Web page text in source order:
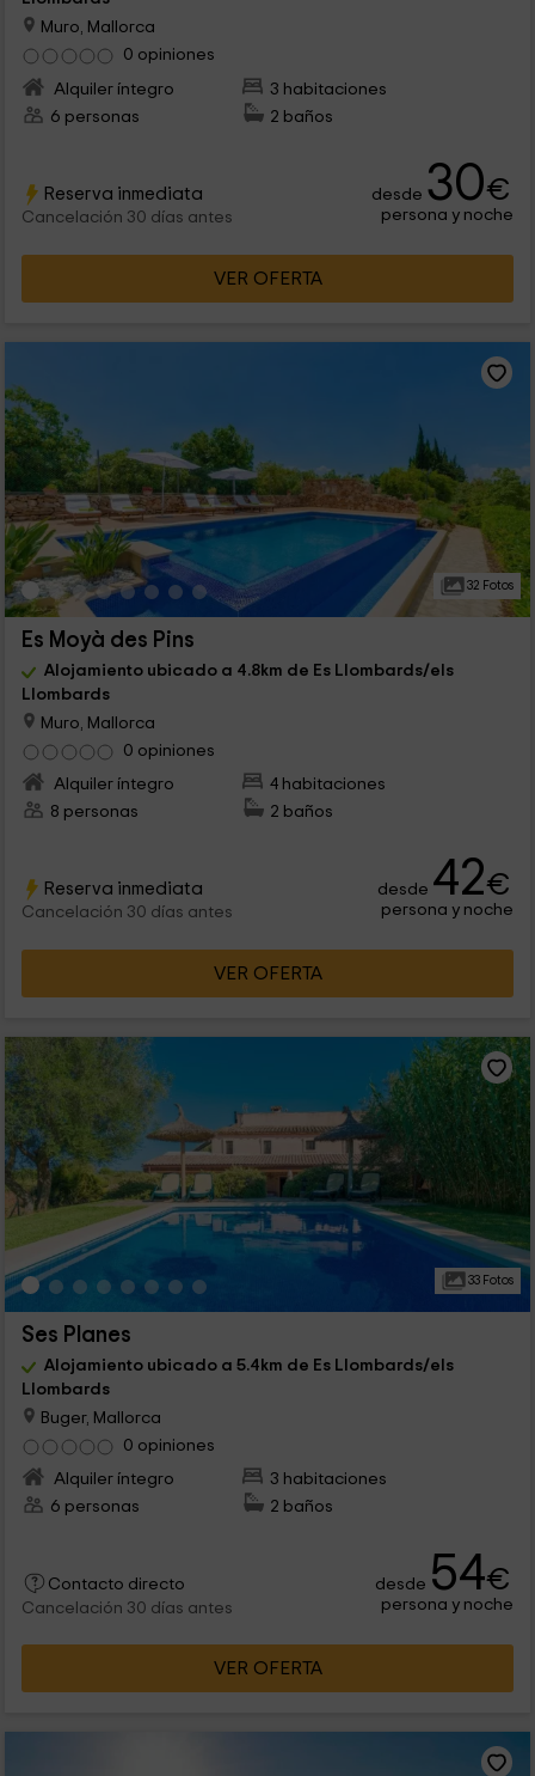
Muro, Mallorca
0 opiniones
Alquiler íntegro
3 habitaciones
6 personas
2 baños
Reserva inmediata
Cancelación 30 días antes
desde 30€
persona y noche
VER OFERTA
32 Fotos
Es Moyà des Pins
Alojamiento ubicado a 4.8km de Es Llombards/els
Llombards
Muro, Mallorca
0 opiniones
Alquiler íntegro
4 habitaciones
8 personas
2 baños
Reserva inmediata
Cancelación 30 días antes
desde 42€
persona y noche
VER OFERTA
33 Fotos
Ses Planes
Alojamiento ubicado a 5.4km de Es Llombards/els
Llombards
Buger, Mallorca
0 opiniones
Alquiler íntegro
3 habitaciones
6 personas
2 baños
Contacto directo
Cancelación 30 días antes
desde 54€
persona y noche
VER OFERTA